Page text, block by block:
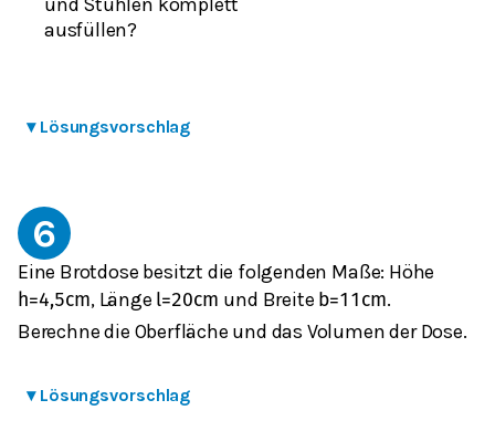
ausfüllen?
▾ Lösungsvorschlag
6
Eine Brotdose besitzt die folgenden Maße: Höhe
h=4,5cm, Länge l=20cm und Breite b=11 cm.
Berechne die Oberfläche und das Volumen der Dose.
▾ Lösungsvorschlag